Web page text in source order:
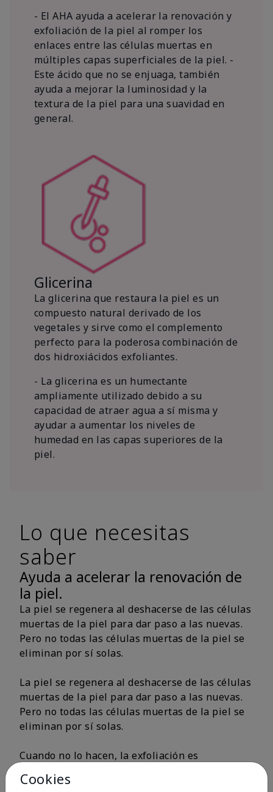
- El AHA ayuda a acelerar la renovación y
exfoliación de la piel al romper los
enlaces entre las células muertas en
múltiples capas superficiales de la piel. -
Este ácido que no se enjuaga, también
ayuda a mejorar la luminosidad y la
textura de la piel para una suavidad en
general.
Glicerina
La glicerina que restaura la piel es un
compuesto natural derivado de los
vegetales y sirve como el complemento
perfecto para la poderosa combinación de
dos hidroxiácidos exfoliantes.
- La glicerina es un humectante
ampliamente utilizado debido a su
capacidad de atraer agua a sí misma y
ayudar a aumentar los niveles de
humedad en las capas superiores de la
piel.
Lo que necesitas
saber
Ayuda a acelerar la renovación de
la piel.
La piel se regenera al deshacerse de las células
muertas de la piel para dar paso a las nuevas.
Pero no todas las células muertas de la piel se
eliminan por sí solas.
La piel se regenera al deshacerse de las células
muertas de la piel para dar paso a las nuevas.
Pero no todas las células muertas de la piel se
eliminan por sí solas.
Cuando no lo hacen, la exfoliación es
de la piel por completo. Un potenciador
Cookies